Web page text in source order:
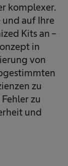
komplexer.
auf Ihre
Kits an –
in
von
zu
zu
und